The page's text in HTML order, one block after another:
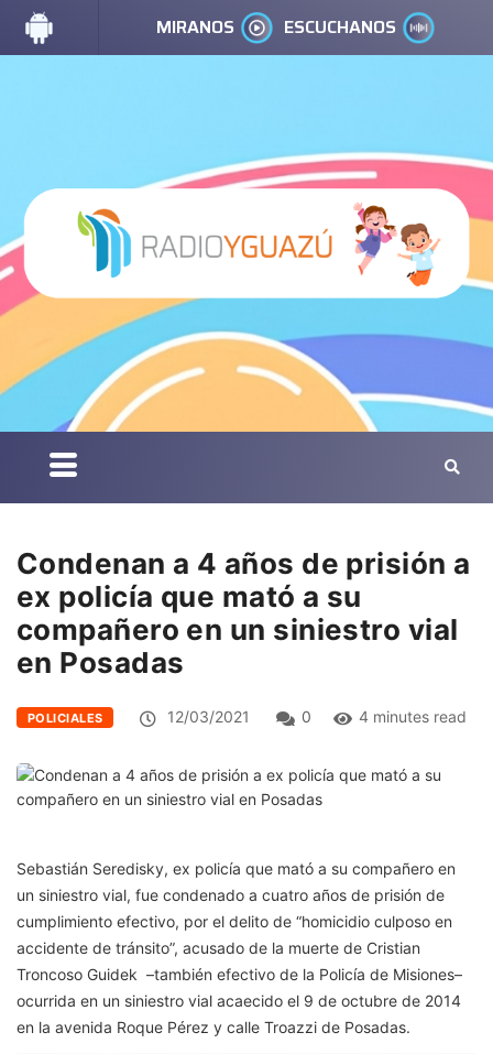
MIRANOS ESCUCHANOS
Condenan a 4 años de prisión a
ex policía que mató a su
compañero en un siniestro vial
en Posadas
POLICIALES 12/03/2021 0 4 minutes read
Sebastián Seredisky, ex policía que mató a su compañero en
un siniestro vial, fue condenado a cuatro años de prisión de
cumplimiento efectivo, por el delito de “homicidio culposo en
accidente de tránsito”, acusado de la muerte de Cristian
Troncoso Guidek –también efectivo de la Policía de Misiones–
ocurrida en un siniestro vial acaecido el 9 de octubre de 2014
en la avenida Roque Pérez y calle Troazzi de Posadas.